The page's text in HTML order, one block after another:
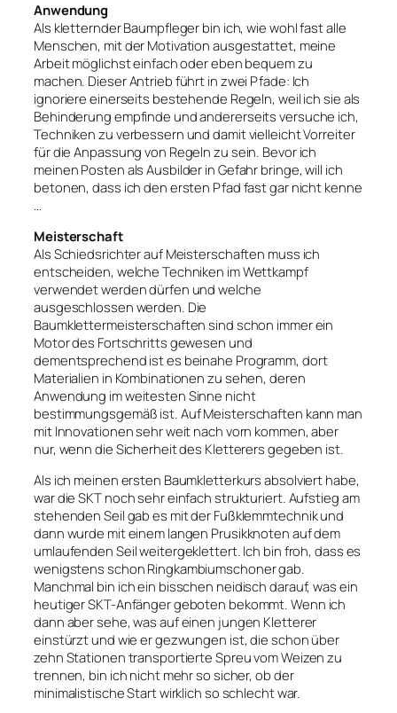
Anwendung
Als kletternder Baumpfleger bin ich, wie wohl fast alle
Menschen, mit der Motivation ausgestattet, meine
Arbeit möglichst einfach oder eben bequem zu
machen. Dieser Antrieb führt in zwei Pfade: Ich
ignoriere einerseits bestehende Regeln, weil ich sie als
Behinderung empfinde und andererseits versuche ich,
Techniken zu verbessern und damit vielleicht Vorreiter
für die Anpassung von Regeln zu sein. Bevor ich
meinen Posten als Ausbilder in Gefahr bringe, will ich
betonen, dass ich den ersten Pfad fast gar nicht kenne
…
Meisterschaft
Als Schiedsrichter auf Meisterschaften muss ich
entscheiden, welche Techniken im Wettkampf
verwendet werden dürfen und welche
ausgeschlossen werden. Die
Baumklettermeisterschaften sind schon immer ein
Motor des Fortschritts gewesen und
dementsprechend ist es beinahe Programm, dort
Materialien in Kombinationen zu sehen, deren
Anwendung im weitesten Sinne nicht
bestimmungsgemäß ist. Auf Meisterschaften kann man
mit Innovationen sehr weit nach vorn kommen, aber
nur, wenn die Sicherheit des Kletterers gegeben ist.
Als ich meinen ersten Baumkletterkurs absolviert habe,
war die SKT noch sehr einfach strukturiert. Aufstieg am
stehenden Seil gab es mit der Fußklemmtechnik und
dann wurde mit einem langen Prusikknoten auf dem
umlaufenden Seil weitergeklettert. Ich bin froh, dass es
wenigstens schon Ringkambiumschoner gab.
Manchmal bin ich ein bisschen neidisch darauf, was ein
heutiger SKT-Anfänger geboten bekommt. Wenn ich
dann aber sehe, was auf einen jungen Kletterer
einstürzt und wie er gezwungen ist, die schon über
zehn Stationen transportierte Spreu vom Weizen zu
trennen, bin ich nicht mehr so sicher, ob der
minimalistische Start wirklich so schlecht war.